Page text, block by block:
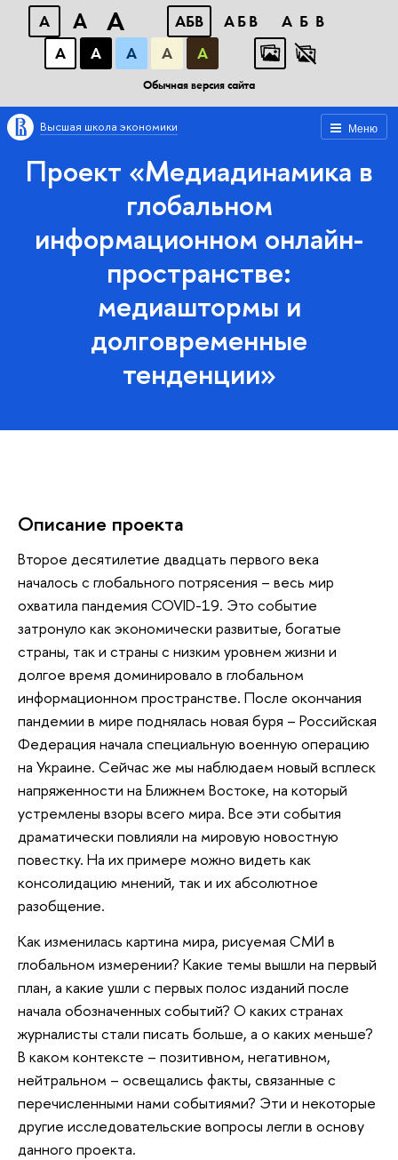
A A A АБВ АБВ
АБВ
А
А А А А
Обычная версия сайта
Меню
Высшая школа экономики
Проект «Медиадинамика в
глобальном
информационном онлайн-
пространстве:
медиаштормы и
долговременные
тенденции»
Описание проекта
Второе десятилетие двадцать первого века
началось с глобального потрясения – весь мир
охватила пандемия COVID-19. Это событие
затронуло как экономически развитые, богатые
страны, так и страны с низким уровнем жизни и
долгое время доминировало в глобальном
информационном пространстве. После окончания
пандемии в мире поднялась новая буря – Российская
Федерация начала специальную военную операцию
на Украине. Сейчас же мы наблюдаем новый всплеск
напряженности на Ближнем Востоке, на который
устремлены взоры всего мира. Все эти события
драматически повлияли на мировую новостную
повестку. На их примере можно видеть как
консолидацию мнений, так и их абсолютное
разобщение.
Как изменилась картина мира, рисуемая СМИ в
глобальном измерении? Какие темы вышли на первый
план, а какие ушли с первых полос изданий после
начала обозначенных событий? О каких странах
журналисты стали писать больше, а о каких меньше?
В каком контексте – позитивном, негативном,
нейтральном – освещались факты, связанные с
перечисленными нами событиями? Эти и некоторые
другие исследовательские вопросы легли в основу
данного проекта.